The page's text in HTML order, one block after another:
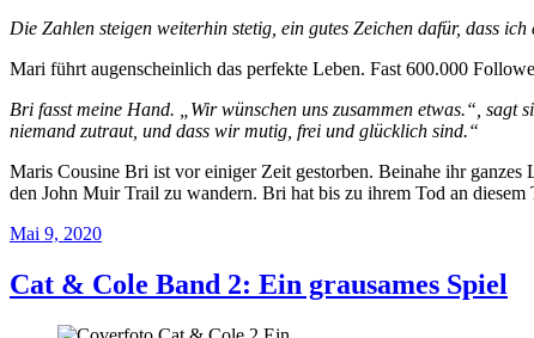
Die Zahlen steigen weiterhin stetig, ein gutes Zeichen dafür, dass
Mari führt augenscheinlich das perfekte Leben. Fast 600.000
Bri fasst meine Hand. „Wir wünschen uns zusammen etwas.“,
niemand zutraut, und dass wir mutig, frei und glücklich sind.“
Maris Cousine Bri ist vor einiger Zeit gestorben. Beinahe ihr
den John Muir Trail zu wandern. Bri hat bis zu ihrem Tod an
Veröffentlicht
Mai 9, 2020
Cat & Cole Band 2: Ein grausames Spiel